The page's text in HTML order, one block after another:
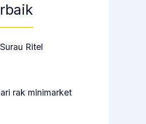
Ritel
rak minimarket